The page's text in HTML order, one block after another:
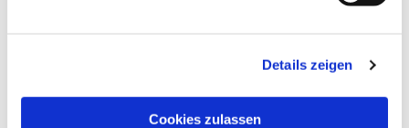
Details zeigen
Cookies zulassen